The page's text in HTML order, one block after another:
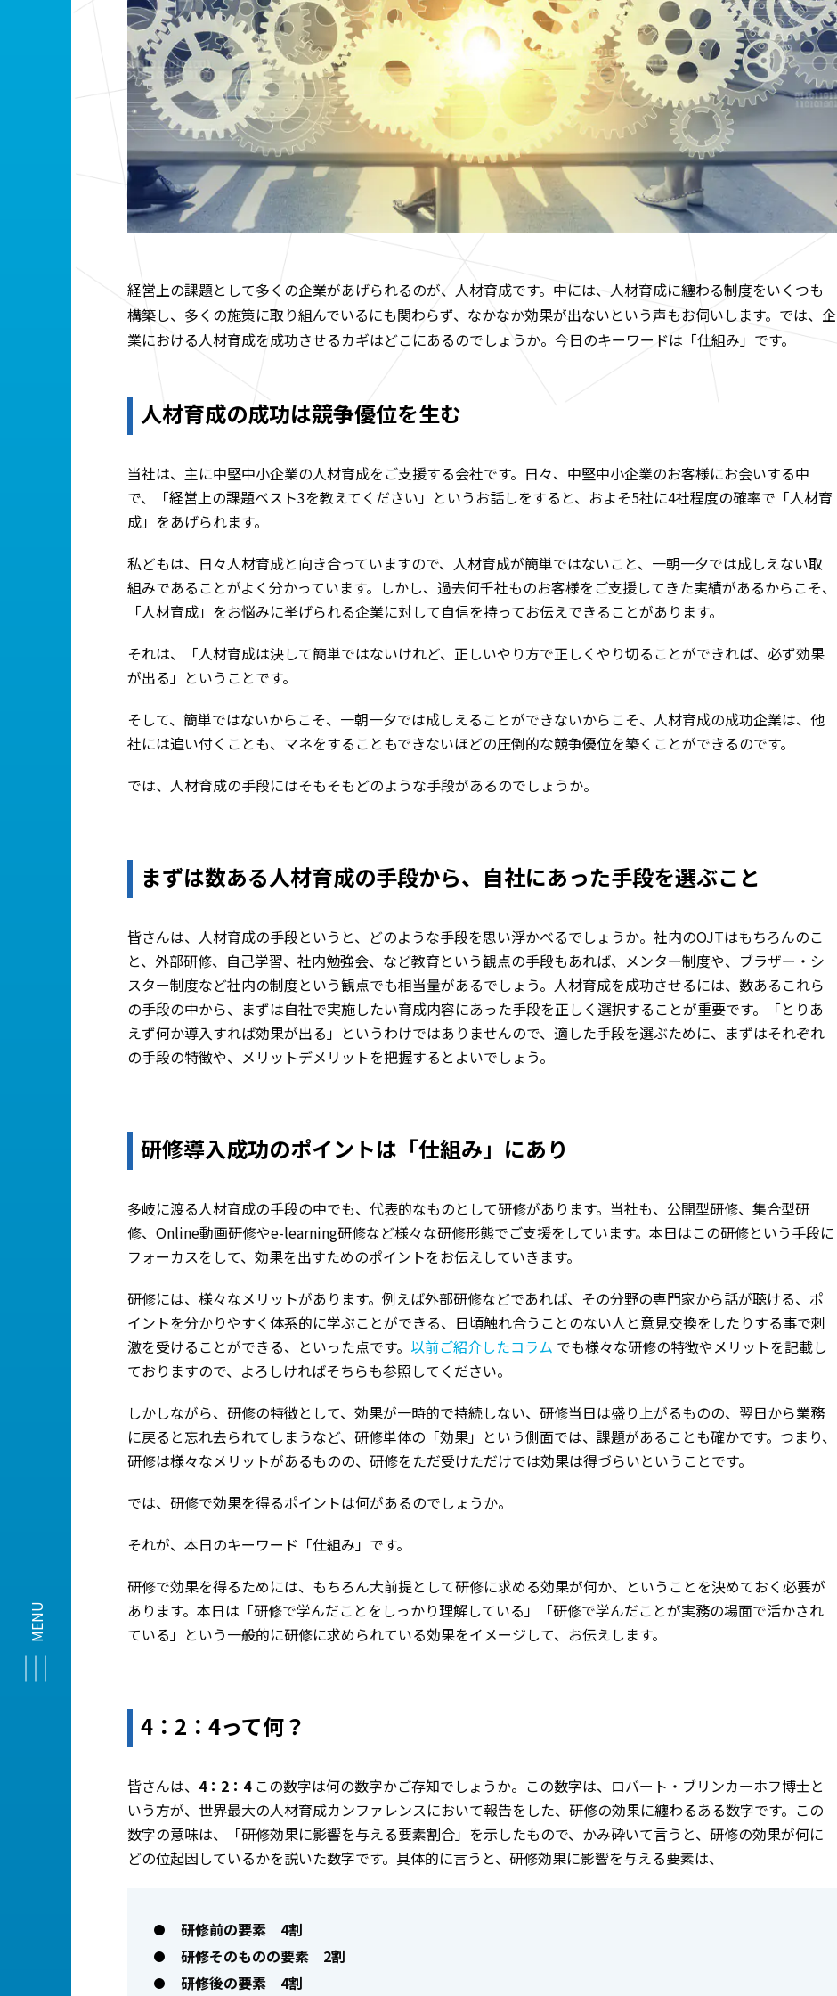
経営上の課題として多くの企業があげられるのが、人材育成です。中には、人材育成に纏わる制度をいくつも
構築し、多くの施策に取り組んでいるにも関わらず、なかなか効果が出ないという声もお伺いします。では、企
業における人材育成を成功させるカギはどこにあるのでしょうか。今日のキーワードは「仕組み」です。
人材育成の成功は競争優位を生む
当社は、主に中堅中小企業の人材育成をご支援する会社です。日々、中堅中小企業のお客様にお会いする中
で、「経営上の課題ベスト3を教えてください」というお話しをすると、およそ5社に4社程度の確率で「人材育
成」をあげられます。
私どもは、日々人材育成と向き合っていますので、人材育成が簡単ではないこと、一朝一夕では成しえない取
組みであることがよく分かっています。しかし、過去何千社ものお客様をご支援してきた実績があるからこそ、
「人材育成」をお悩みに挙げられる企業に対して自信を持ってお伝えできることがあります。
それは、「人材育成は決して簡単ではないけれど、正しいやり方で正しくやり切ることができれば、必ず効果
が出る」ということです。
そして、簡単ではないからこそ、一朝一夕では成しえることができないからこそ、人材育成の成功企業は、他
社には追い付くことも、マネをすることもできないほどの圧倒的な競争優位を築くことができるのです。
では、人材育成の手段にはそもそもどのような手段があるのでしょうか。
まずは数ある人材育成の手段から、自社にあった手段を選ぶこと
皆さんは、人材育成の手段というと、どのような手段を思い浮かべるでしょうか。社内のOJTはもちろんのこ
と、外部研修、自己学習、社内勉強会、など教育という観点の手段もあれば、メンター制度や、ブラザー・シ
スター制度など社内の制度という観点でも相当量があるでしょう。人材育成を成功させるには、数あるこれら
の手段の中から、まずは自社で実施したい育成内容にあった手段を正しく選択することが重要です。「とりあ
えず何か導入すれば効果が出る」というわけではありませんので、適した手段を選ぶために、まずはそれぞれ
の手段の特徴や、メリットデメリットを把握するとよいでしょう。
研修導入成功のポイントは「仕組み」にあり
多岐に渡る人材育成の手段の中でも、代表的なものとして研修があります。当社も、公開型研修、集合型研
修、Online動画研修やe-learning研修など様々な研修形態でご支援をしています。本日はこの研修という手段に
フォーカスをして、効果を出すためのポイントをお伝えしていきます。
研修には、様々なメリットがあります。例えば外部研修などであれば、その分野の専門家から話が聴ける、ポ
イントを分かりやすく体系的に学ぶことができる、日頃触れ合うことのない人と意見交換をしたりする事で刺
激を受けることができる、といった点です。 以前ご紹介したコラム でも様々な研修の特徴やメリットを記載し
ておりますので、よろしければそちらも参照してください。
しかしながら、研修の特徴として、効果が一時的で持続しない、研修当日は盛り上がるものの、翌日から業務
に戻ると忘れ去られてしまうなど、研修単体の「効果」という側面では、課題があることも確かです。つまり、
研修は様々なメリットがあるものの、研修をただ受けただけでは効果は得づらいということです。
では、研修で効果を得るポイントは何があるのでしょうか。
それが、本日のキーワード「仕組み」です。
研修で効果を得るためには、もちろん大前提として研修に求める効果が何か、ということを決めておく必要が
あります。本日は「研修で学んだことをしっかり理解している」「研修で学んだことが実務の場面で活かされ
ている」という一般的に研修に求められている効果をイメージして、お伝えします。
4：2：4って何？
皆さんは、 4：2：4この数字は何の数字かご存知でしょうか。この数字は、ロバート・ブリンカーホフ博士と
いう方が、世界最大の人材育成カンファレンスにおいて報告をした、研修の効果に纏わるある数字です。この
数字の意味は、「研修効果に影響を与える要素割合」を示したもので、かみ砕いて言うと、研修の効果が何に
どの位起因しているかを説いた数字です。具体的に言うと、研修効果に影響を与える要素は、
研修前の要素 4割
研修そのものの要素 2割
研修後の要素 4割